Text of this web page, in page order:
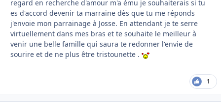
regard en recherche d'amour m'a ému je souhaiterais si tu
es d'accord devenir ta marraine dès que tu me réponds
j'envoie mon parrainage à Josse. En attendant je te serre
virtuellement dans mes bras et te souhaite le meilleur à
venir une belle famille qui saura te redonner l'envie de
sourire et de ne plus être tristounette .
1